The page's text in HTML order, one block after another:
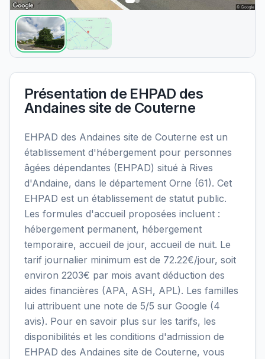
Présentation de EHPAD des
Andaines site de Couterne
EHPAD des Andaines site de Couterne est un
établissement d'hébergement pour personnes
âgées dépendantes (EHPAD) situé à Rives
d'Andaine, dans le département Orne (61). Cet
EHPAD est un établissement de statut public.
Les formules d'accueil proposées incluent :
hébergement permanent, hébergement
temporaire, accueil de jour, accueil de nuit. Le
tarif journalier minimum est de 72.22€/jour, soit
environ 2203€ par mois avant déduction des
aides financières (APA, ASH, APL). Les familles
lui attribuent une note de 5/5 sur Google (4
avis). Pour en savoir plus sur les tarifs, les
disponibilités et les conditions d'admission de
EHPAD des Andaines site de Couterne, vous